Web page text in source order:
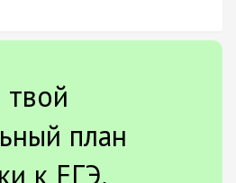
твой
план
к ЕГЭ.